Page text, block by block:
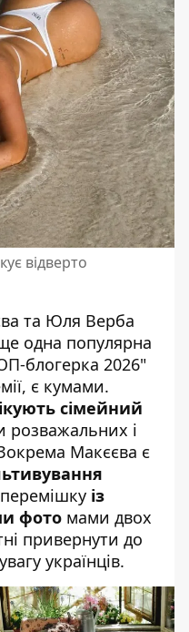
відверто
та Юля Верба
одна популярна
блогерка 2026"
є кумами.
сімейний
розважальних і
Макєєва є
із
фото мами двох
привернути до
українців.